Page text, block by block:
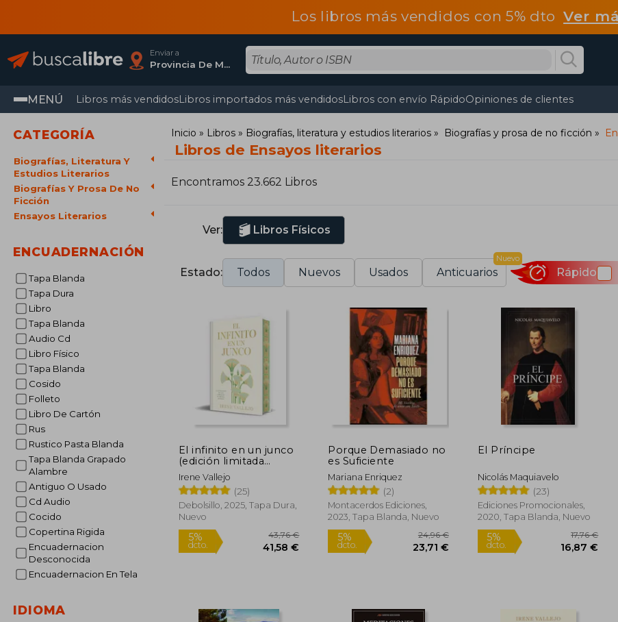
Los libros más vendidos con 5% dtoVer
Enviar a
Provincia De Madrid
MENÚ Libros más vendidosLibros importados más vendidosLibros con envío RápidoOpiniones de clientes
CATEGORÍA
Biografías, Literatura Y
Estudios Literarios
Biografías Y Prosa De No
Ficción
Ensayos Literarios
ENCUADERNACIÓN
Tapa Blanda
Tapa Dura
Libro
Tapa Blanda
Audio Cd
Libro Físico
Tapa Blanda
Cosido
Folleto
Libro De Cartón
Rus
Rustico Pasta Blanda
Tapa Blanda Grapado
Alambre
Antiguo O Usado
Cd Audio
Cocido
Copertina Rigida
Encuadernacion
Desconocida
Encuadernacion En Tela
IDIOMA
Inicio Libros Biografías, literatura y estudios literarios Biografías y prosa de no ficción
Libros de Ensayos literarios
Encontramos 23.662 Libros
Ver: Libros Físicos
Estado: Todos Nuevos Usados Anticuarios
Nuevo
Rápido
El infinito en un junco
(edición limitada
firmada)
Irene Vallejo
(25)
Debolsillo, 2025, Tapa Dura,
Nuevo
Porque Demasiado no
es Suficiente
Mariana Enriquez
(2)
Montacerdos Ediciones,
2023, Tapa Blanda, Nuevo
El Príncipe
Nicolás Maquiavelo
(23)
Ediciones Promocionales,
2020, Tapa Blanda, Nuevo